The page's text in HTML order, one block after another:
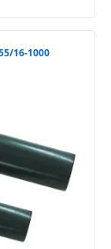
16-1000